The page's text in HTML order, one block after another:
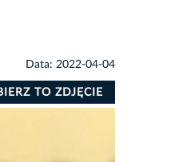
Data: 2022-04-04
TO ZDJĘCIE